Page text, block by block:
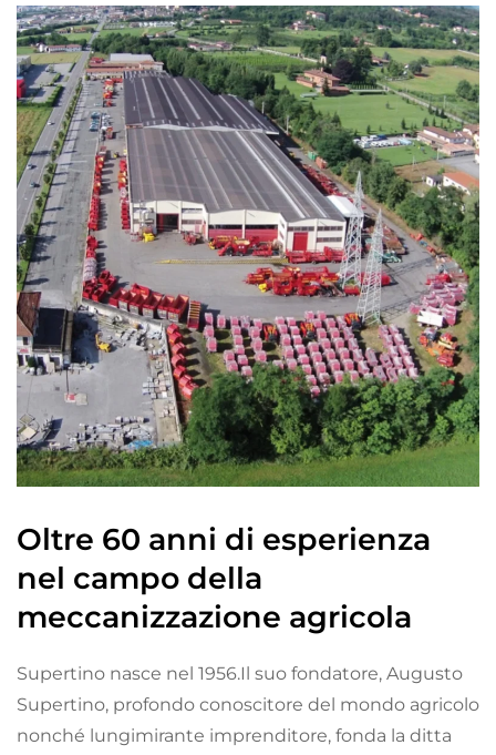
Oltre 60 anni di esperienza
nel campo della
meccanizzazione agricola
Supertino nasce nel 1956.Il suo fondatore, Augusto
Supertino, profondo conoscitore del mondo agricolo
nonché lungimirante imprenditore, fonda la ditta